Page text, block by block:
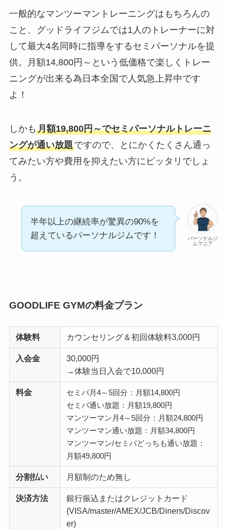
一般的なマンツーマントレーニングはもちろんの
こと、グッドライフジムでは1人のトレーナーに対
して最大4名同時に指導をするセミパーソナルを提
供。月額14,800円～という低価格で楽しくトレー
ニングが出来る為日本全国で人気急上昇中です
よ！
しかも 月額19,800円～でセミパーソナルトレーニ
ングが通い放題ですので、とにかくたくさん通っ
てみたい方や費用を抑えたい方にピッタリでしょ
う。
パーソナルジ
ムマニア
半年以上の継続率が驚異の90%を
超えているパーソナルジムです！
GOODLIFE GYMの料金プラン
体験料 カウンセリング＆初回体験料3,000円
入会金
30,000円
→体験当日入会で10,000円
料金
セミパ月4～5回分：月額14,800円
セミパ通い放題：月額19,800円
マンツーマン月4～5回分：月額24,800円
マンツーマン通い放題：月額34,800円
マンツーマン/セミパどっちも通い放題：
月額49,800円
分割払い 月額制のため無し
決済方法
銀行振込またはクレジットカード
(VISA/master/AMEX/JCB/Diners/Discov
er)